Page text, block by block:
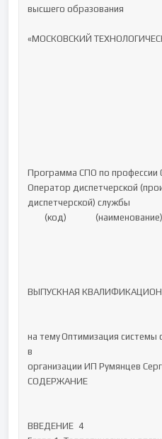
высшего образования
«МОСКОВСКИЙ
Программа СПО по профессии
Оператор диспетчерской
диспетчерской) службы
	(код)		(наименование)
ВЫПУСКНАЯ
на тему	Оптимизация системы оперативного планирования
в
организации ИП Румянцев
СОДЕРЖАНИЕ
ВВЕДЕНИЕ	4